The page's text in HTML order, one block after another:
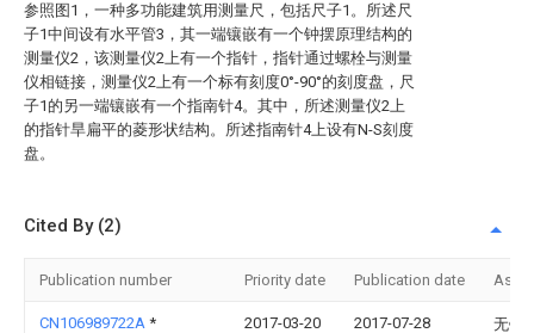
参照图1，一种多功能建筑用测量尺，包括尺子1。所述尺
子1中间设有水平管3，其一端镶嵌有一个钟摆原理结构的
测量仪2，该测量仪2上有一个指针，指针通过螺栓与测量
仪相链接，测量仪2上有一个标有刻度0°-90°的刻度盘，尺
子1的另一端镶嵌有一个指南针4。其中，所述测量仪2上
的指针旱扁平的菱形状结构。所述指南针4上设有N-S刻度
盘。
Cited By (2)
Publication number Priority date Publication date
CN106989722A * 2017-03-20 2017-07-28
无锡